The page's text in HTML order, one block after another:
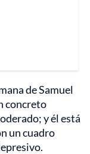
de Samuel
concreto
y él está
un cuadro